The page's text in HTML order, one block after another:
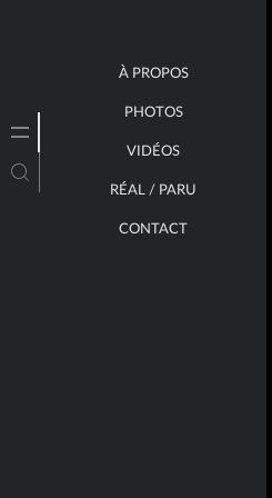
À PROPOS
PHOTOS
VIDÉOS
RÉAL / PARU
CONTACT